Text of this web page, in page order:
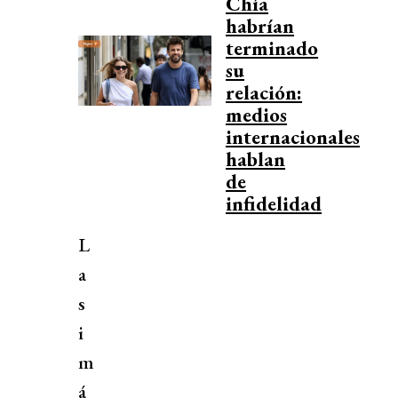
habrían
terminado
su
relación:
medios
internacionales
hablan
de
infidelidad
L
a
s
i
m
á